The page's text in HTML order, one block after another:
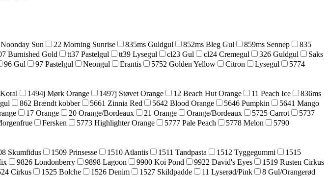
Sun 22 Morning Sunrise 835ms Guldgul 852ms Bleg Gul 859ms Sennep
835
Burnished Gold tt37 Pastelgul tt39 Lysegul cl23 Gul cl24 Cremegul 326 Guldgul
Saks
96 Gul 97 Pastelgul Neongul Erantis 5752 Golden Yellow Citron Lysegul
5774
1494j Mørk Orange 1497j Støvet Orange 12 Beach Hut Orange 11 Peach Ice
836ms
862 Brændt kobber 5661 Zinnia Red 5642 Blood Orange 5646 Pumpkin
5641 Mango
17 Orange 20 Orange/Bordeaux 21 Orange Orange/Bordeaux 5725 Carrot
5737
Fersken 5773 Highlighter Orange 5777 Pale Peach 5778 Melon
5790
Skumfidus 1509 Prinsesse 1510 Atlantis 1511 Tandpasta 1512 Tyggegummi
1515
9826 Londonberry 9898 Lagoon 9900 Koi Pond 9922 David's Eyes
1519 Rusten Cirkus
Cirkus 1525 Bolche 1526 Denim 1527 Skildpadde 11 Lyserød/Pink
8 Gul/Orangerød